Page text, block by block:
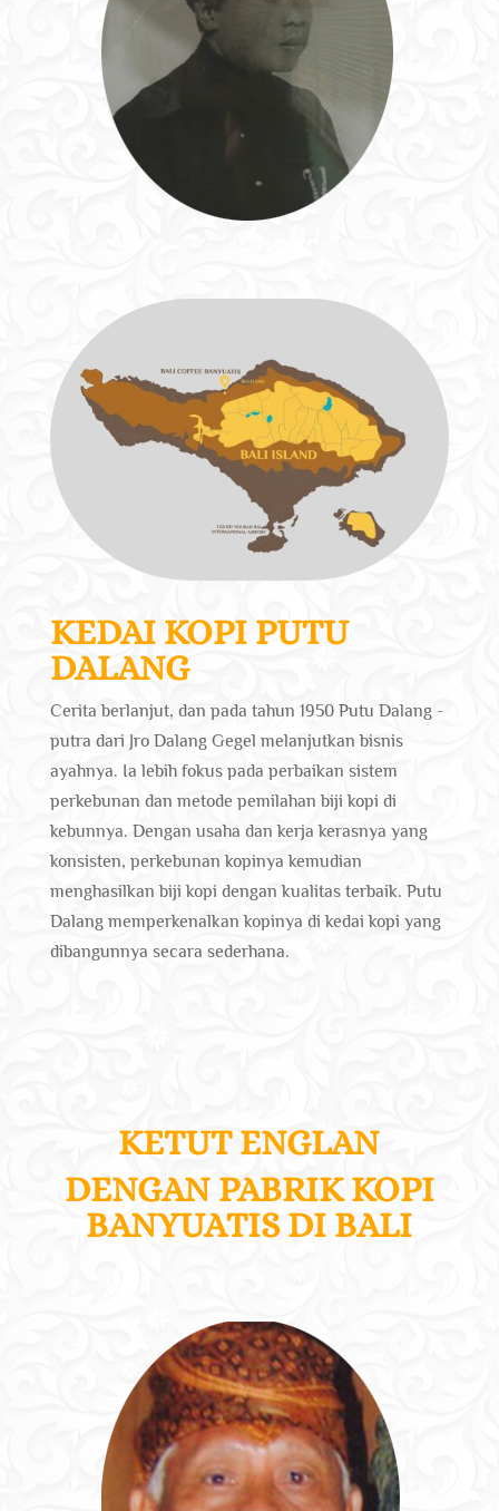
KEDAI KOPI PUTU
DALANG
Cerita berlanjut, dan pada tahun 1950 Putu Dalang -
putra dari Jro Dalang Gegel melanjutkan bisnis
ayahnya. Ia lebih fokus pada perbaikan sistem
perkebunan dan metode pemilahan biji kopi di
kebunnya. Dengan usaha dan kerja kerasnya yang
konsisten, perkebunan kopinya kemudian
menghasilkan biji kopi dengan kualitas terbaik. Putu
Dalang memperkenalkan kopinya di kedai kopi yang
dibangunnya secara sederhana.
KETUT ENGLAN
DENGAN PABRIK KOPI
BANYUATIS DI BALI